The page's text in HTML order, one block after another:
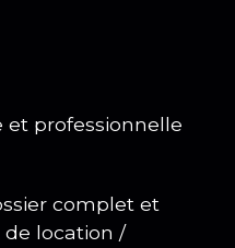
et professionnelle
complet et
location /